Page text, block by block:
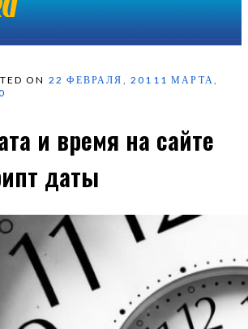
ON 22 ФЕВРАЛЯ, 2011 1 МАРТА,
и время на сайте
даты